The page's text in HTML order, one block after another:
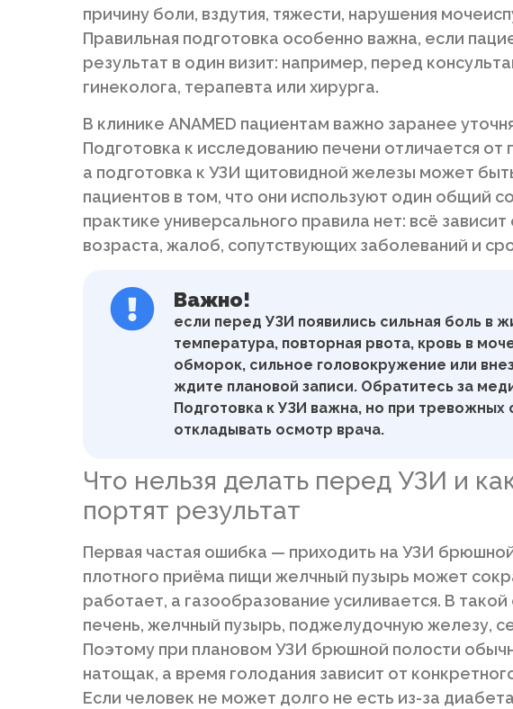
причину боли, вздутия, тяжести, нарушения
Правильная подготовка особенно важна, если
результат в один визит: например, перед
гинеколога, терапевта или хирурга.
В клинике ANAMED пациентам важно заранее
Подготовка к исследованию печени отличается от
а подготовка к УЗИ щитовидной железы может
пациентов в том, что они используют один общий
практике универсального правила нет: всё
возраста, жалоб, сопутствующих заболеваний и
Важно!
если перед УЗИ появились сильная боль в
температура, повторная рвота, кровь в
обморок, сильное головокружение или
ждите плановой записи. Обратитесь за
Подготовка к УЗИ важна, но при тревожных
откладывать осмотр врача.
Что нельзя делать перед УЗИ и
портят результат
Первая частая ошибка — приходить на УЗИ
плотного приёма пищи желчный пузырь может
работает, а газообразование усиливается. В
печень, желчный пузырь, поджелудочную железу,
Поэтому при плановом УЗИ брюшной полости
натощак, а время голодания зависит от
Если человек не может долго не есть из-за